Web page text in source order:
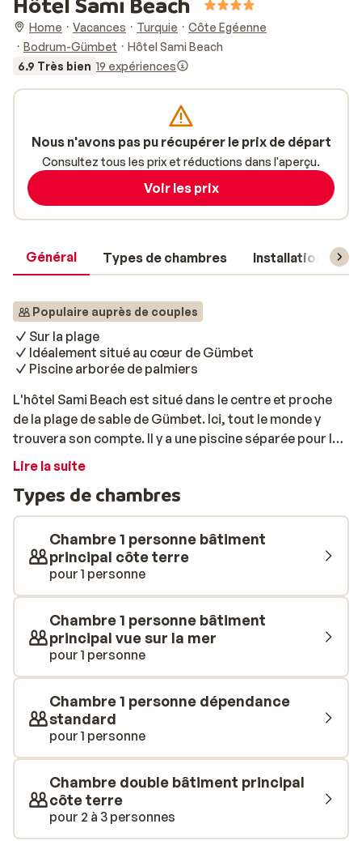
Home Vacances Turquie
Côte Egéenne
Bodrum-Gümbet
Hôtel Sami Beach
6.9 Très bien 19 expériences
Général Types de chambres Installations
Populaire auprès de couples
Sur la plage
Idéalement situé au cœur de Gümbet
Piscine arborée de palmiers
L'hôtel Sami Beach est situé dans le centre et proche
de la plage de sable de Gümbet. Ici, tout le monde y
trouvera son compte. Il y a une piscine séparée pour les
enfants, un programme d'animation pour les adultes et
c'est le lieu idéal pour des vacances en famille,
reposantes sous le soleil du Turquie!
Lire la suite
Types de chambres
Chambre 1 personne bâtiment
principal côte terre
pour 1 personne
Chambre 1 personne bâtiment
principal vue sur la mer
pour 1 personne
Chambre 1 personne dépendance
standard
pour 1 personne
Chambre double bâtiment principal
côte terre
pour 2 à 3 personnes
Nous n'avons pas pu récupérer le prix de départ
Consultez tous les prix et réductions dans l'aperçu.
Voir les prix